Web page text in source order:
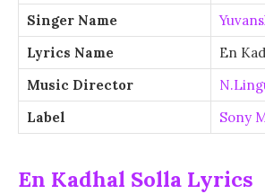
Singer Name
Lyrics Name
En
Music Director
Label
Sony
En Kadhal Solla Lyrics